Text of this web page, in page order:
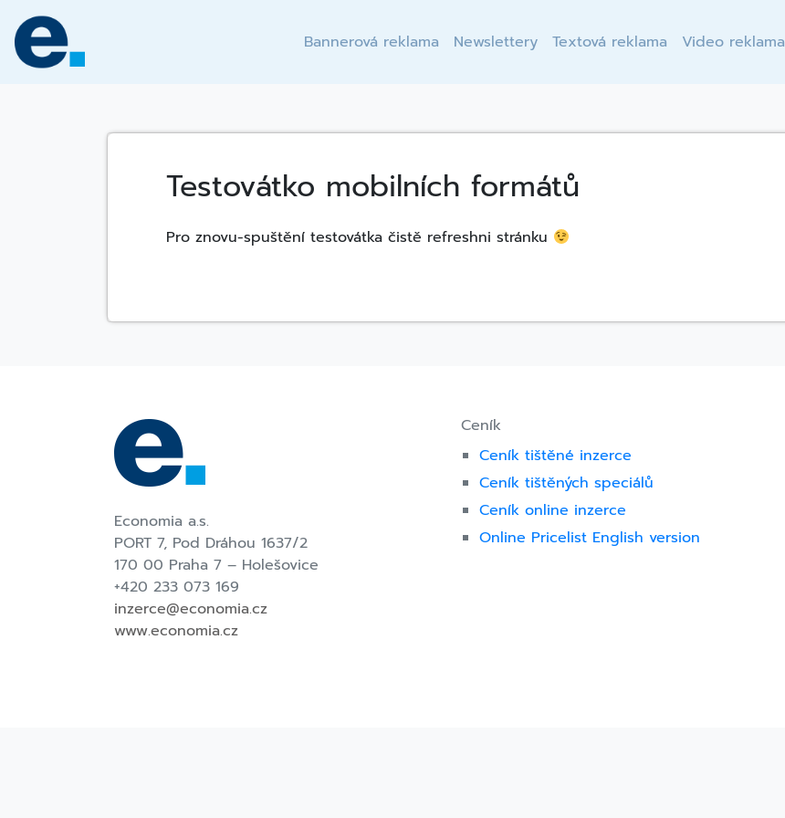
content
Bannerová reklama Newslettery Textová reklama Video reklama
Testovátko mobilních formátů
Pro znovu-spuštění testovátka čistě refreshni stránku
Economia a.s.
PORT 7, Pod Dráhou 1637/2
170 00 Praha 7 – Holešovice
+420 233 073 169
inzerce@economia.cz
www.economia.cz
Ceník
Ceník tištěné inzerce
Ceník tištěných speciálů
Ceník online inzerce
Online Pricelist English version